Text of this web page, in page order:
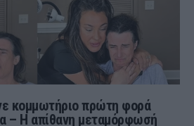
κομμωτήριο πρώτη φορά
– Η απίθανη μεταμόρφωσή